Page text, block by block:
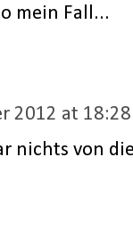
mein Fall...
2012 at 18:28
nichts von